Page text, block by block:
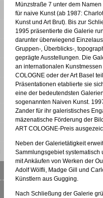
Münzstraße 7 unter dem
für naive Kunst (ab 1987:
Kunst und Art Brut). Bis zur
1995 präsentierte die Galerie
darunter überwiegend
Gruppen-, Überblicks-,
geprägte Ausstellungen. Die
an internationalen Kunstmessen
COLOGNE oder der Art Basel
Präsentationen etablierte sie
eine der bedeutendsten
sogenannten Naiven Kunst.
Zander für ihr galeristisches
mäzenatische Förderung der
ART COLOGNE-Preis
Neben der Galerietätigkeit
Sammlungsgebiet systematisch
mit Ankäufen von Werken der
Adolf Wölfli, Madge Gill und
Künstlern aus Gugging.
Nach Schließung der Galerie